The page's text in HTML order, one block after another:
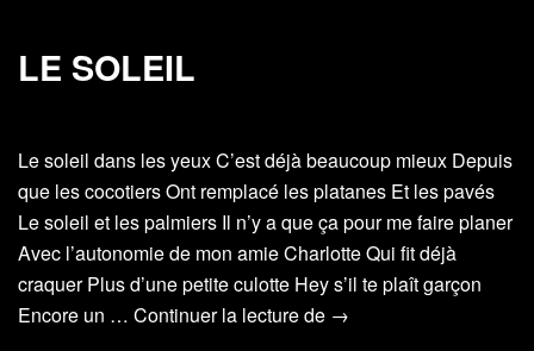
LE SOLEIL
Le soleil dans les yeux C’est déjà beaucoup mieux Depuis
que les cocotiers Ont remplacé les platanes Et les pavés
Le soleil et les palmiers Il n’y a que ça pour me faire planer
Avec l’autonomie de mon amie Charlotte Qui fit déjà
craquer Plus d’une petite culotte Hey s’il te plaît garçon
Encore un … Continuer la lecture de Le
→